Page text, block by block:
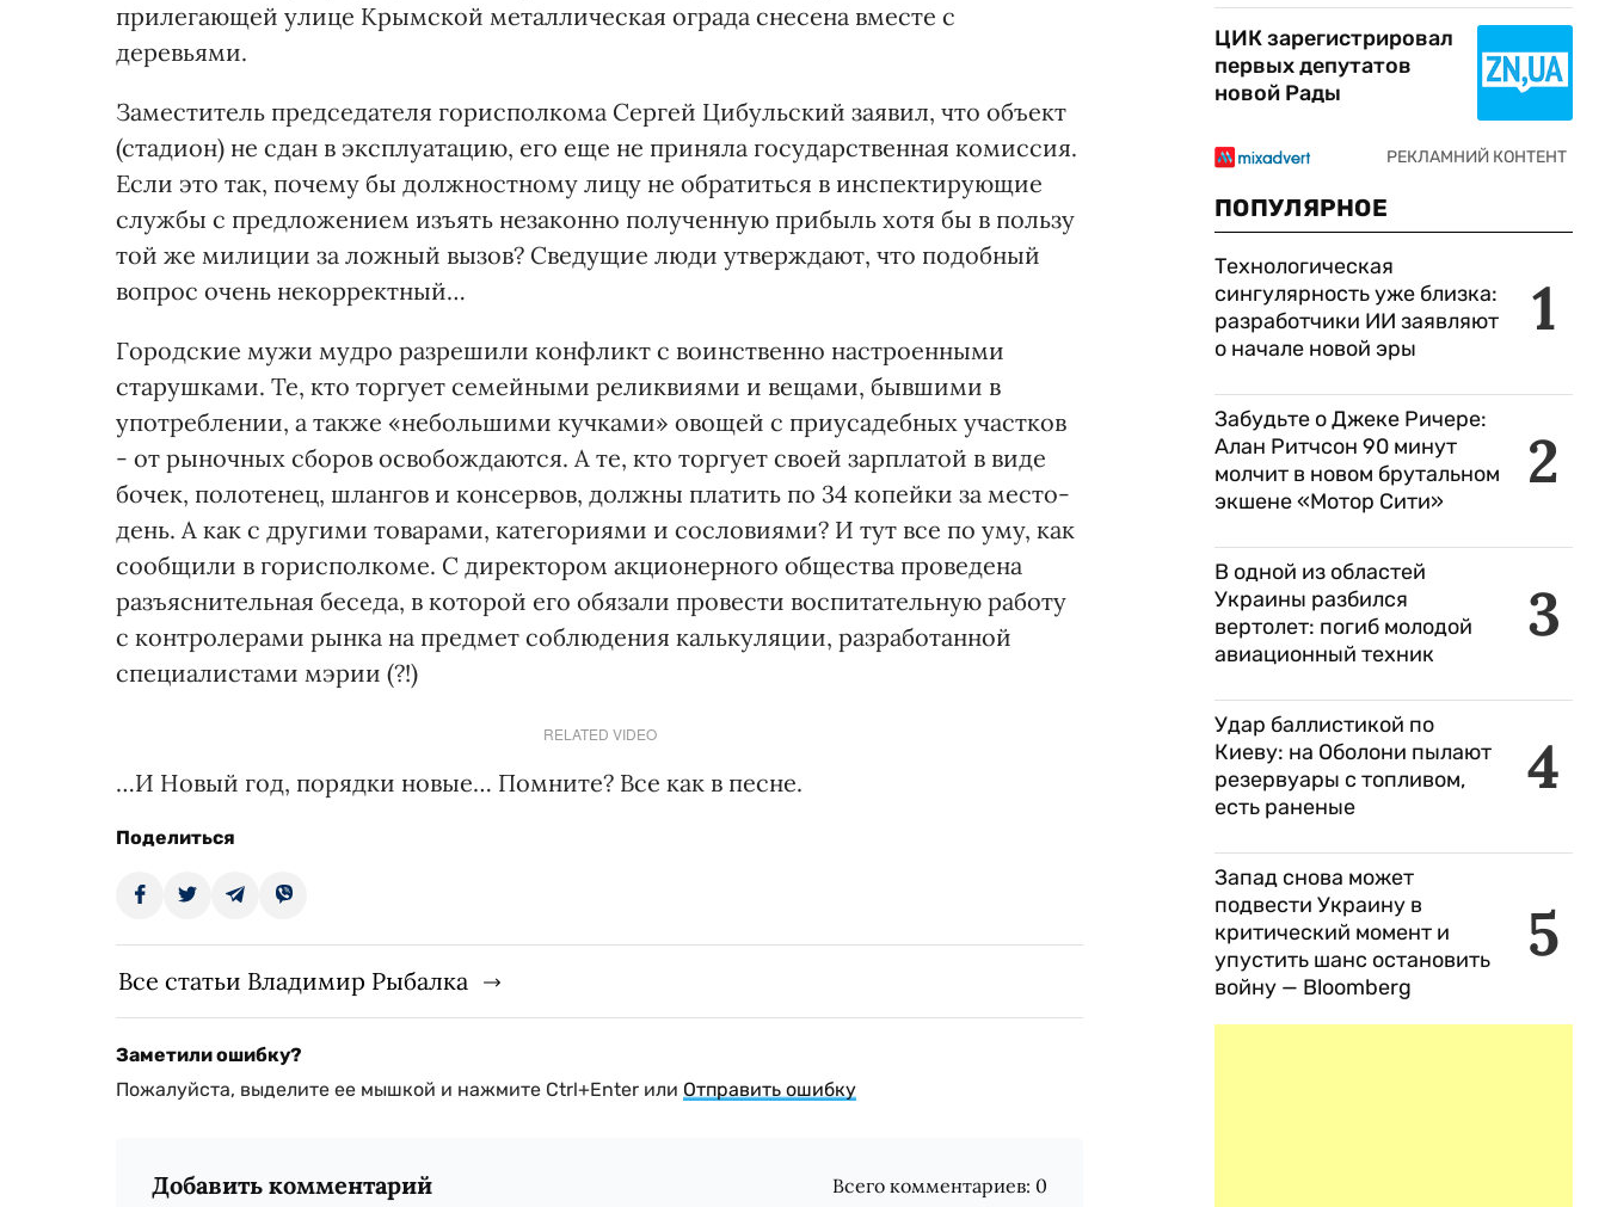
прилегающей улице Крымской металлическая ограда снесена вместе с
деревьями.
Заместитель председателя горисполкома Сергей Цибульский заявил, что объект
(стадион) не сдан в эксплуатацию, его еще не приняла государственная комиссия.
Если это так, почему бы должностному лицу не обратиться в инспектирующие
службы с предложением изъять незаконно полученную прибыль хотя бы в пользу
той же милиции за ложный вызов? Сведущие люди утверждают, что подобный
вопрос очень некорректный…
Городские мужи мудро разрешили конфликт с воинственно настроенными
старушками. Те, кто торгует семейными реликвиями и вещами, бывшими в
употреблении, а также «небольшими кучками» овощей с приусадебных участков
- от рыночных сборов освобождаются. А те, кто торгует своей зарплатой в виде
бочек, полотенец, шлангов и консервов, должны платить по 34 копейки за место-
день. А как с другими товарами, категориями и сословиями? И тут все по уму, как
сообщили в горисполкоме. С директором акционерного общества проведена
разъяснительная беседа, в которой его обязали провести воспитательную работу
с контролерами рынка на предмет соблюдения калькуляции, разработанной
специалистами мэрии (?!)
RELATED VIDEO
…И Новый год, порядки новые… Помните? Все как в песне.
Поделиться
Все статьи Владимир Рыбалка
Заметили ошибку?
Пожалуйста, выделите ее мышкой и нажмите Ctrl+Enter или Отправить ошибку
Добавить комментарий Всего комментариев: 0
ЦИК зарегистрировал
первых депутатов
новой Рады
ПОПУЛЯРНОЕ
1
Технологическая
сингулярность уже близка:
разработчики ИИ заявляют
о начале новой эры
2
Забудьте о Джеке Ричере:
Алан Ритчсон 90 минут
молчит в новом брутальном
экшене «Мотор Сити»
3
В одной из областей
Украины разбился
вертолет: погиб молодой
авиационный техник
4
Удар баллистикой по
Киеву: на Оболони пылают
резервуары с топливом,
есть раненые
5
Запад снова может
подвести Украину в
критический момент и
упустить шанс остановить
войну — Bloomberg